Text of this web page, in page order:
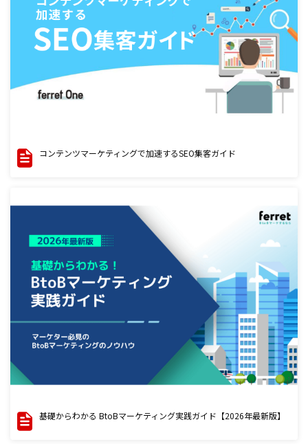
コンテンツマーケティングで加速するSEO集客ガイド
基礎からわかる BtoBマーケティング実践ガイド【2026年最新版】